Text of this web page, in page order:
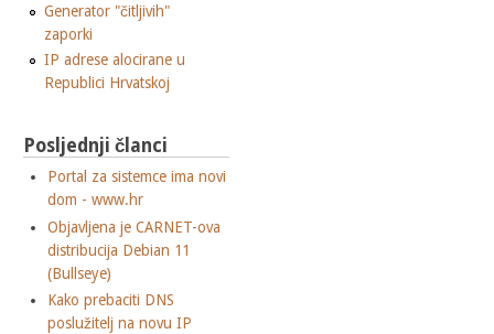
Generator "čitljivih"
zaporki
IP adrese alocirane u
Republici Hrvatskoj
Posljednji članci
Portal za sistemce ima novi
dom - www.hr
Objavljena je CARNET-ova
distribucija Debian 11
(Bullseye)
Kako prebaciti DNS
poslužitelj na novu IP